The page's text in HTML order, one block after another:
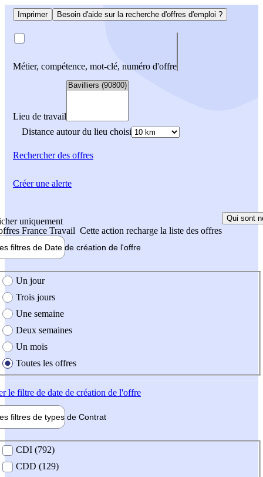
Imprimer Besoin d'aide sur la recherche d'offres d'emploi ?
Métier, compétence, mot-clé, numéro d'offre
Lieu de travail
Distance autour du lieu choisi
Rechercherdes offres
uniquement
France Travail Cette action recharge la liste des offres
Qui sont
filtres de Date de création de l'offre
création de l'offre
Un jour
Trois jours
Une semaine
Deux semaines
Un mois
Toutes les offres
le filtre de date de création de l'offre
filtres de types de Contrat
contrat
CDI (792)
CDD (129)
Créer une alerte